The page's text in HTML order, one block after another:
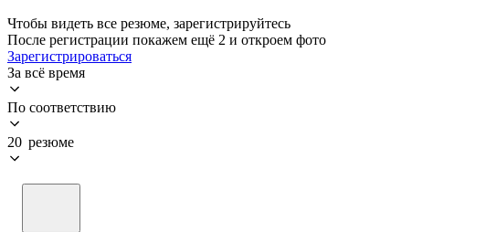
Чтобы видеть все резюме, зарегистрируйтесь
После регистрации покажем ещё 2 и откроем фото
Зарегистрироваться
За всё время
По соответствию
20 резюме